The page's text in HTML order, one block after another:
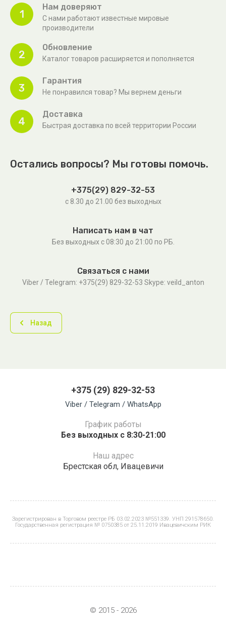
1
Нам доверяют
С нами работают известные мировые
производители
2
Обновление
Каталог товаров расширяется и пополняется
3
Гарантия
Не понравился товар? Мы вернем деньги
4
Доставка
Быстрая доставка по всей территории России
Остались вопросы? Мы готовы помочь.
+375(29) 829-32-53
с 8.30 до 21.00 без выходных
Написать нам в чат
Без выходных c 08:30 до 21:00 по РБ.
Связаться с нами
Viber / Telegram: +375(29) 829-32-53 Skype: veild_anton
Назад
+375 (29) 829-32-53
Viber / Telegram / WhatsApp
График работы
Без выходных с 8:30-21:00
Наш адрес
Брестская обл, Ивацевичи
Зарегистрирован в Торговом реестре РБ 03.02.2023 №551339. УНП 291578650.
Государственная регистрация № 0750385 от 25.11.2019 Ивацевичским РИК
© 2015 - 2026